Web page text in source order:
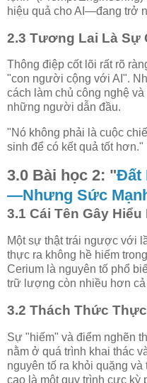
hiệu quả cho AI—đang trở
2.3 Tương Lai Là Sự
Thông điệp cốt lõi rất rõ
"con người cộng với AI".
cách làm chủ công nghệ
những người dẫn đầu.
"Nó không phải là cuộc
sinh để có kết quả tốt hơn."
3.0 Bài học 2: "Đất
—Nhưng Sức
3.1 Cái Tên Gây Hiểu
Một sự thật trái ngược với
thực ra không hề hiếm
Cerium là nguyên tố phổ
trữ lượng còn nhiều hơn cả
3.2 Thách Thức
Sự "hiếm" và điểm nghẽn
nằm ở quá trình khai thác
nguyên tố ra khỏi quặng
cao là một quy trình cực kỳ